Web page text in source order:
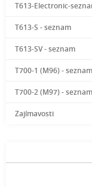
T613-Electronic-
T613-S - seznam
T613-SV - seznam
T700-1 (M96) - seznam
T700-2 (M97) - seznam
Zajímavosti